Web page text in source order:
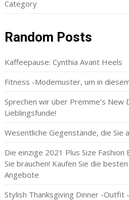
Category
Random Posts
Kaffeepause: Cynthia Avant Heels
Fitness -Modemuster, um in
Sprechen wir über Premme’s New
Lieblingsfunde!
Wesentliche Gegenstände, die Sie
Die einzige 2021 Plus Size Fashion
Sie brauchen! Kaufen Sie die
Angebote
Stylish Thanksgiving Dinner -Outfit